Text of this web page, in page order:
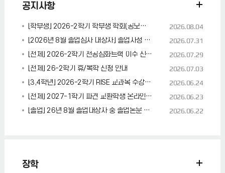
공지사항
[학부생] 2026-2학기 학부생 학회(공모전, 전시회, 각종 대회 포함)발표 지원 프로그램 안내 2026.08.04
[2026년 8월 졸업심사 대상자] 졸업사정 진행 현황 확인 안내 2026.07.31
[전체] 2026-2학기 전공심화트랙 이수 신청 안내 (~8/7 까지) 2026.07.29
[전체] 26-2학기 휴/복학 신청 안내 2026.07.03
[3,4학년] 2026-2학기 RISE 교과목 수강생 모집 (추가모집) 2026.06.24
[전체] 2027-1학기 파견 교환학생 온라인 설명회 안내 2026.06.23
[졸업] 26년 8월 졸업대상자 중 졸업논문 및 실기 발표자의 파일 제출처 정정 안내 2026.06.22
장학